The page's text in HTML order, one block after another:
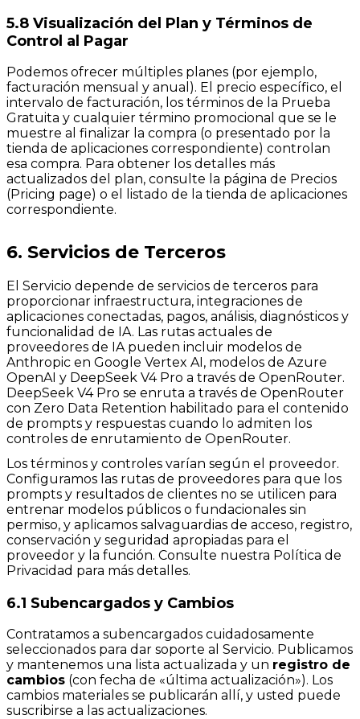
5.8 Visualización del Plan y Términos de
Control al Pagar
Podemos ofrecer múltiples planes (por ejemplo,
facturación mensual y anual). El precio específico, el
intervalo de facturación, los términos de la Prueba
Gratuita y cualquier término promocional que se le
muestre al finalizar la compra (o presentado por la
tienda de aplicaciones correspondiente) controlan
esa compra. Para obtener los detalles más
actualizados del plan, consulte la página de Precios
(Pricing page) o el listado de la tienda de aplicaciones
correspondiente.
6. Servicios de Terceros
El Servicio depende de servicios de terceros para
proporcionar infraestructura, integraciones de
aplicaciones conectadas, pagos, análisis, diagnósticos y
funcionalidad de IA. Las rutas actuales de
proveedores de IA pueden incluir modelos de
Anthropic en Google Vertex AI, modelos de Azure
OpenAI y DeepSeek V4 Pro a través de OpenRouter.
DeepSeek V4 Pro se enruta a través de OpenRouter
con Zero Data Retention habilitado para el contenido
de prompts y respuestas cuando lo admiten los
controles de enrutamiento de OpenRouter.
Los términos y controles varían según el proveedor.
Configuramos las rutas de proveedores para que los
prompts y resultados de clientes no se utilicen para
entrenar modelos públicos o fundacionales sin
permiso, y aplicamos salvaguardias de acceso, registro,
conservación y seguridad apropiadas para el
proveedor y la función. Consulte nuestra Política de
Privacidad para más detalles.
6.1 Subencargados y Cambios
Contratamos a subencargados cuidadosamente
seleccionados para dar soporte al Servicio. Publicamos
y mantenemos una lista actualizada y un registro de
cambios (con fecha de «última actualización»). Los
cambios materiales se publicarán allí, y usted puede
suscribirse a las actualizaciones.